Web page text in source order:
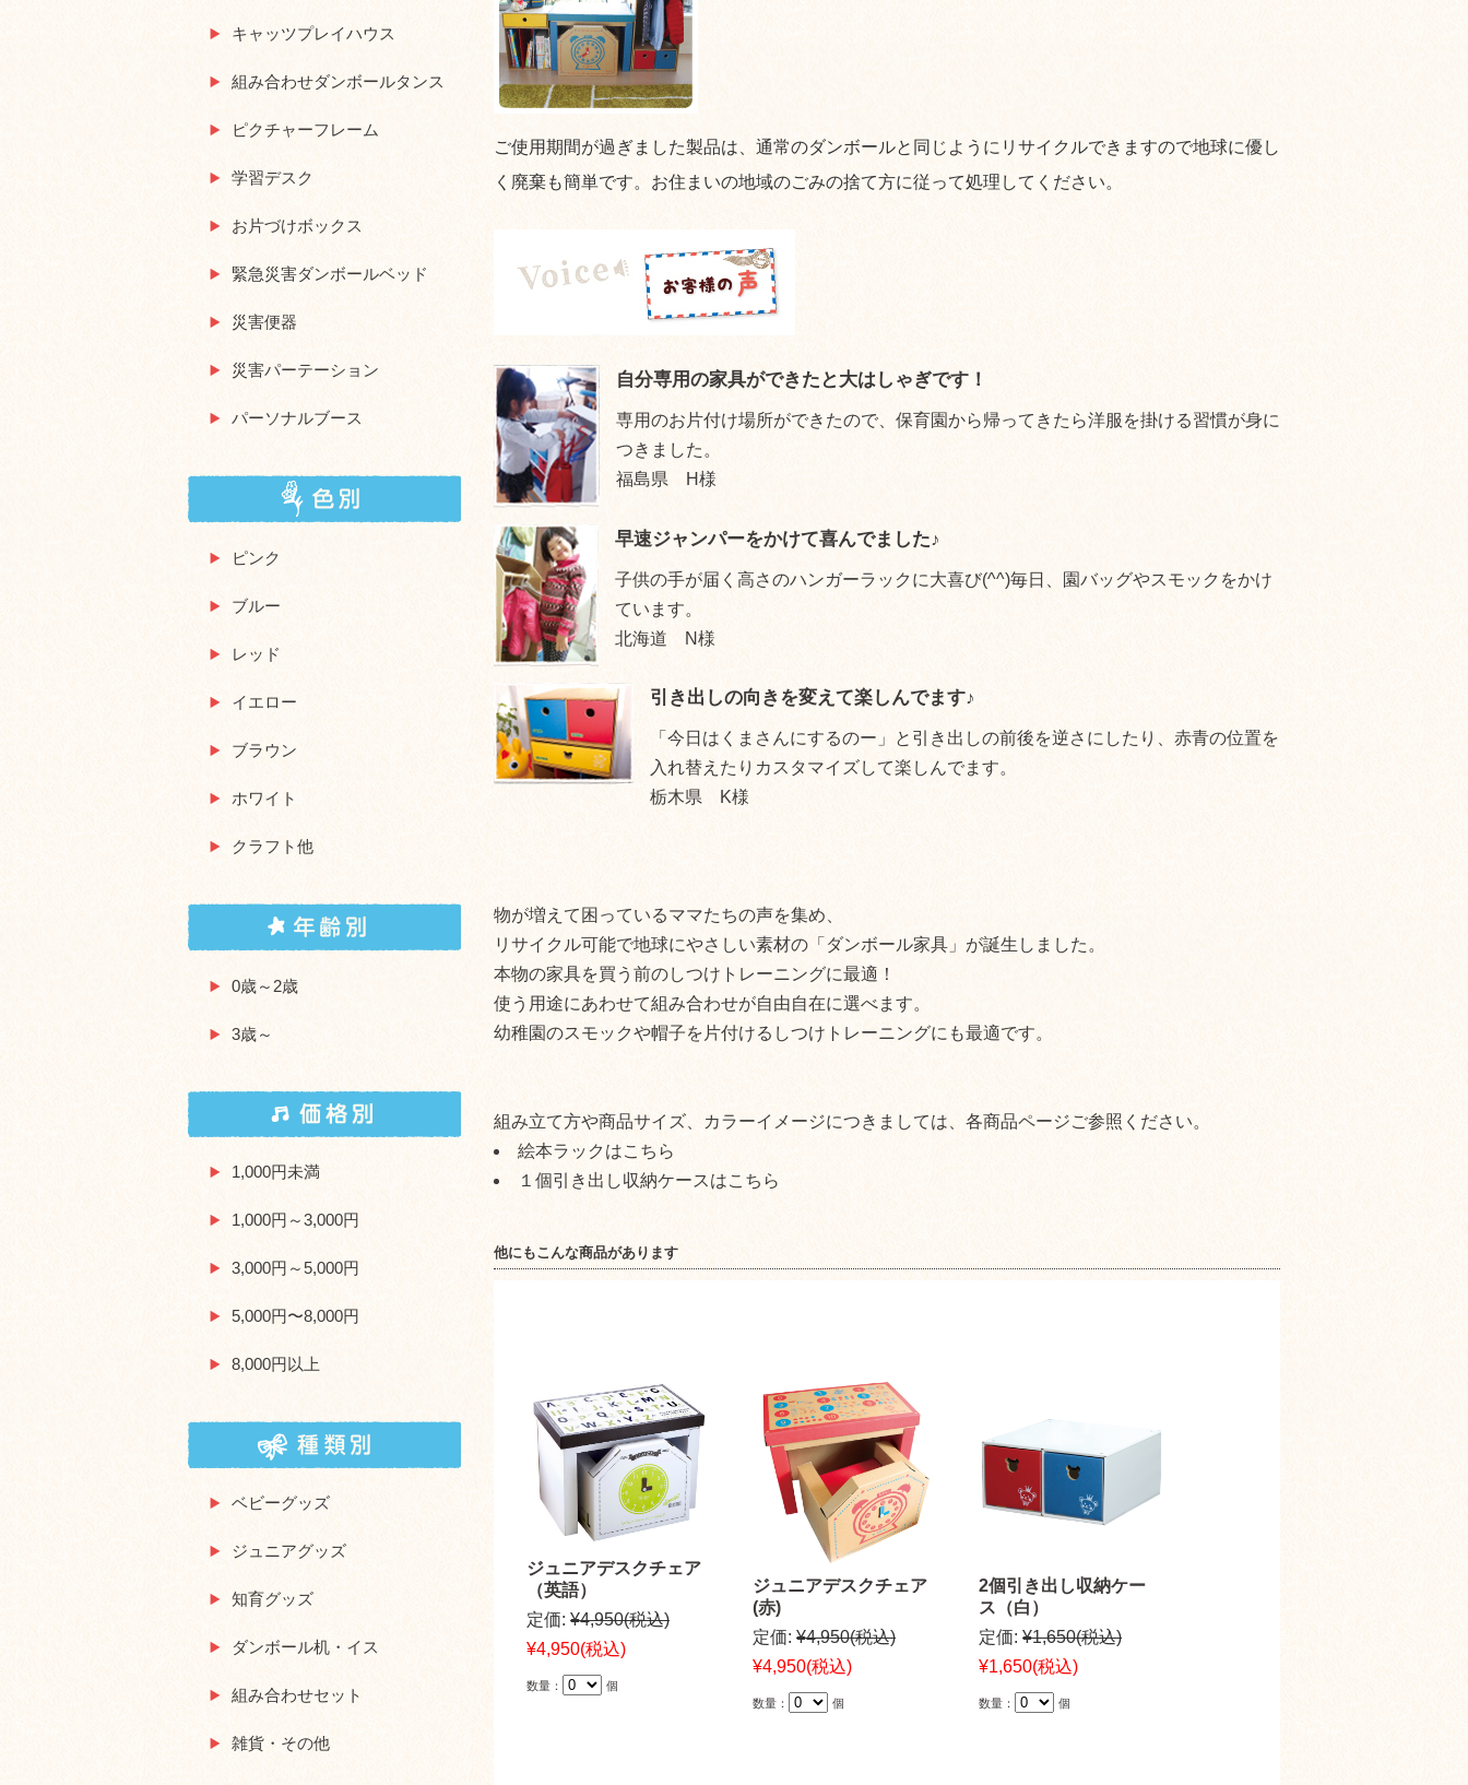
ご使用期間が過ぎました製品は、通常のダンボールと同じようにリサイクルできますので地球に優し
く廃棄も簡単です。お住まいの地域のごみの捨て方に従って処理してください。
自分専用の家具ができたと大はしゃぎです！
専用のお片付け場所ができたので、保育園から帰ってきたら洋服を掛ける習慣が身に
つきました。
福島県 H様
早速ジャンパーをかけて喜んでました♪
子供の手が届く高さのハンガーラックに大喜び(^^)毎日、園バッグやスモックをかけ
ています。
北海道 N様
引き出しの向きを変えて楽しんでます♪
「今日はくまさんにするのー」と引き出しの前後を逆さにしたり、赤青の位置を
入れ替えたりカスタマイズして楽しんでます。
栃木県 K様
物が増えて困っているママたちの声を集め、
リサイクル可能で地球にやさしい素材の「ダンボール家具」が誕生しました。
本物の家具を買う前のしつけトレーニングに最適！
使う用途にあわせて組み合わせが自由自在に選べます。
幼稚園のスモックや帽子を片付けるしつけトレーニングにも最適です。
組み立て方や商品サイズ、カラーイメージにつきましては、各商品ページご参照ください。
絵本ラックはこちら
１個引き出し収納ケースはこちら
他にもこんな商品があります
ジュニアデスクチェア
（英語）
定価: ¥4,950(税込)
¥4,950(税込)
数量： 個
ジュニアデスクチェア
(赤)
定価: ¥4,950(税込)
¥4,950(税込)
数量： 個
2個引き出し収納ケー
ス（白）
定価: ¥1,650(税込)
¥1,650(税込)
数量： 個
キャッツプレイハウス
組み合わせダンボールタンス
ピクチャーフレーム
学習デスク
お片づけボックス
緊急災害ダンボールベッド
災害便器
災害パーテーション
パーソナルブース
ピンク
ブルー
レッド
イエロー
ブラウン
ホワイト
クラフト他
0歳～2歳
3歳～
1,000円未満
1,000円～3,000円
3,000円～5,000円
5,000円〜8,000円
8,000円以上
ベビーグッズ
ジュニアグッズ
知育グッズ
ダンボール机・イス
組み合わせセット
雑貨・その他